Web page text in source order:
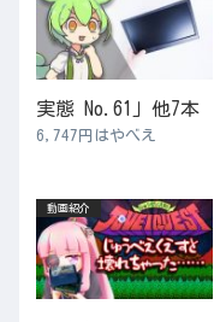
実態 No.61」他7本
6,747円はやべえ
動画紹介